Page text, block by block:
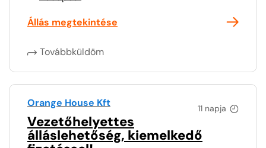
Állás megtekintése
Továbbküldöm
11 napja
Orange House Kft
Vezetőhelyettes
álláslehetőség, kiemelkedő